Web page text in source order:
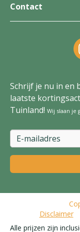
Contact
Schrijf je nu in en
laatste
Tuinland! Wij slaan je
Disclaimer
Alle prijzen zijn